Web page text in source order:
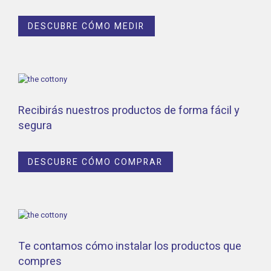
DESCUBRE CÓMO MEDIR
Recibirás nuestros productos de forma fácil y
segura
DESCUBRE CÓMO COMPRAR
Te contamos cómo instalar los productos que
compres